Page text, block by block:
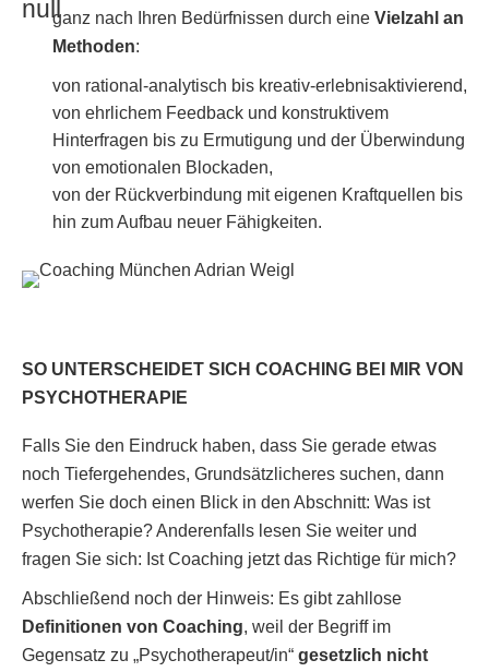
ganz nach Ihren Bedürfnissen durch eine Vielzahl an
Methoden:
von rational-analytisch bis kreativ-erlebnisaktivierend,
von ehrlichem Feedback und konstruktivem
Hinterfragen bis zu Ermutigung und der Überwindung
von emotionalen Blockaden,
von der Rückverbindung mit eigenen Kraftquellen bis
hin zum Aufbau neuer Fähigkeiten.
SO UNTERSCHEIDET SICH COACHING BEI MIR VON
PSYCHOTHERAPIE
Falls Sie den Eindruck haben, dass Sie gerade etwas
noch Tiefergehendes, Grundsätzlicheres suchen, dann
werfen Sie doch einen Blick in den Abschnitt: Was ist
Psychotherapie? Anderenfalls lesen Sie weiter und
fragen Sie sich: Ist Coaching jetzt das Richtige für mich?
Abschließend noch der Hinweis: Es gibt zahllose
Definitionen von Coaching, weil der Begriff im
Gegensatz zu „Psychotherapeut/in“ gesetzlich nicht